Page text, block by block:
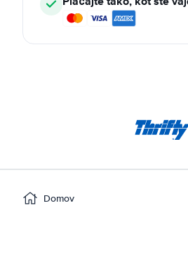
Domov